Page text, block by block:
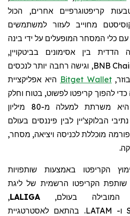
קריפטוגרפיים אחרים, הכול
מחוייב לעזור למשתמשים
כלי המסחר המופעלים על ידי בינה
הדדית בין אסימונים בביטקויין,
BNB, וגישה רחבה יותר לנכסים
Bitget Wallet היא אפליקציית
כדי להפוך קריפטו לפשוט, בטוח וחלק
משרתת למעלה מ-80 מיליון
הבלוקצ'יין לבין פיננסים בעולם
מוכללת לכניסה ויציאה, מסחר,
הקריפטו
באמצעות שותפויות
שותפת הקריפטו הרשמית של ליגת
המובילה בעולם, LALIGA
,
ו- LATAM
. בהתאם לאסטרטגיית